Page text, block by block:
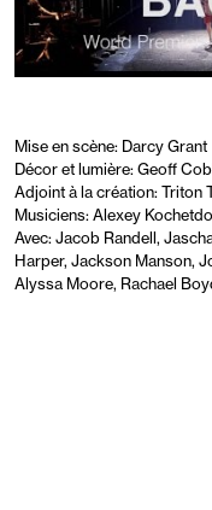
Mise en scène: Darcy Grant
Décor et lumière: Geoff
Adjoint à la création: Triton
Musiciens: Alexey
Avec: Jacob Randell,
Harper, Jackson Manson,
Alyssa Moore, Rachael